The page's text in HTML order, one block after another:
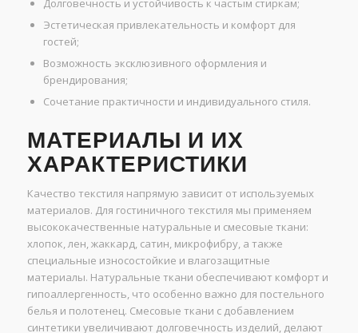
Долговечность и устойчивость к частым стиркам;
Эстетическая привлекательность и комфорт для
гостей;
Возможность эксклюзивного оформления и
брендирования;
Сочетание практичности и индивидуального стиля.
МАТЕРИАЛЫ И ИХ
ХАРАКТЕРИСТИКИ
Качество текстиля напрямую зависит от используемых
материалов. Для гостиничного текстиля мы применяем
высококачественные натуральные и смесовые ткани:
хлопок, лен, жаккард, сатин, микрофибру, а также
специальные износостойкие и влагозащитные
материалы. Натуральные ткани обеспечивают комфорт и
гипоаллергенность, что особенно важно для постельного
белья и полотенец. Смесовые ткани с добавлением
синтетики увеличивают долговечность изделий, делают